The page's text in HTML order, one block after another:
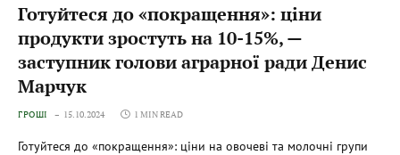
Готуйтеся до «покращення»: ціни
продукти зростуть на 10-15%, —
заступник голови аграрної ради Денис
Марчук
ГРОШІ 15.10.2024 1 MIN READ
Готуйтеся до «покращення»: ціни на овочеві та молочні групи